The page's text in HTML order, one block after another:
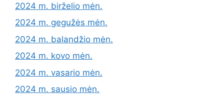
2024 m. birželio mėn.
2024 m. gegužės mėn.
2024 m. balandžio mėn.
2024 m. kovo mėn.
2024 m. vasario mėn.
2024 m. sausio mėn.